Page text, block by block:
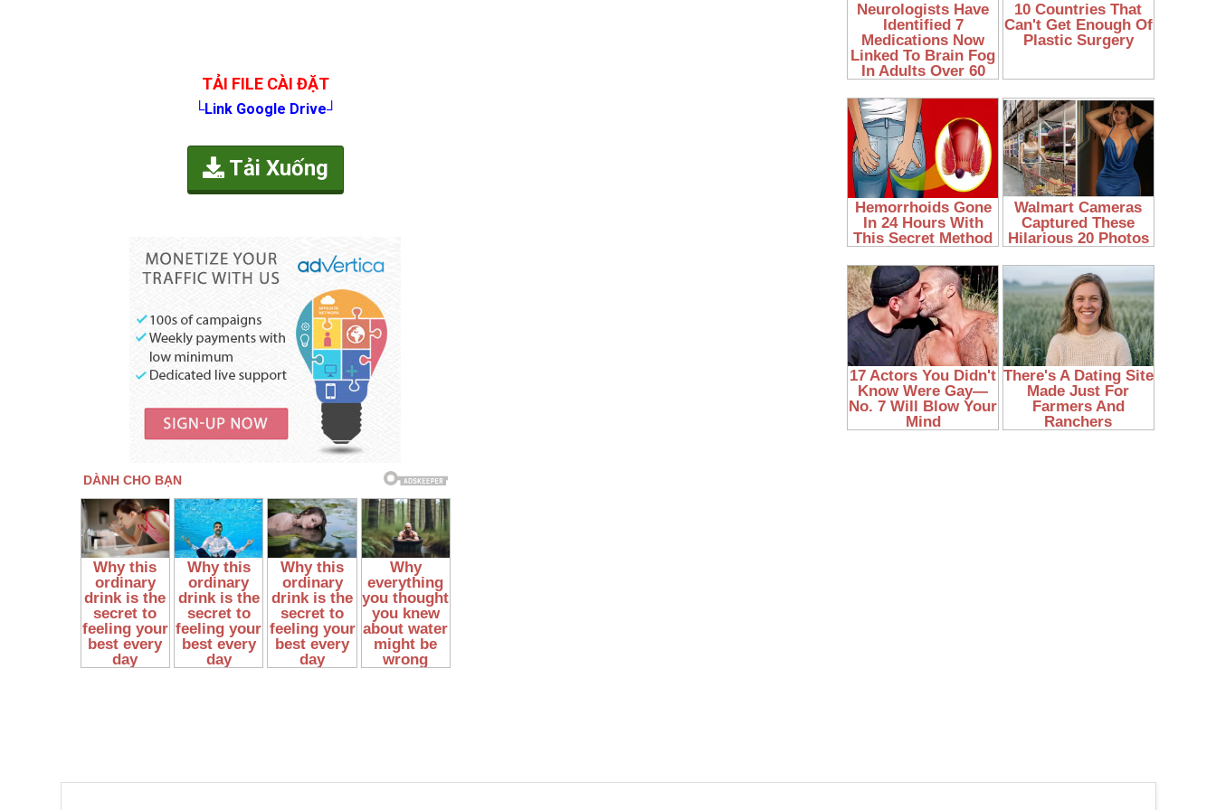
TẢI FILE CÀI ĐẶT
└Link Google Drive┘
Tải Xuống